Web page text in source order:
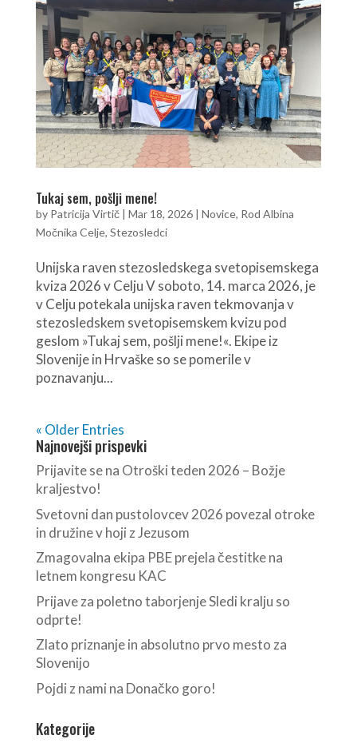
Tukaj sem, pošlji mene!
by Patricija Virtič| Mar 18, 2026| Novice, Rod Albina
Močnika Celje, Stezosledci
Unijska raven stezosledskega svetopisemskega
kviza 2026 v Celju V soboto, 14. marca 2026, je
v Celju potekala unijska raven tekmovanja v
stezosledskem svetopisemskem kvizu pod
geslom »Tukaj sem, pošlji mene!«. Ekipe iz
Slovenije in Hrvaške so se pomerile v
poznavanju...
« Older Entries
Najnovejši prispevki
Prijavite se na Otroški teden 2026 – Božje
kraljestvo!
Svetovni dan pustolovcev 2026 povezal otroke
in družine v hoji z Jezusom
Zmagovalna ekipa PBE prejela čestitke na
letnem kongresu KAC
Prijave za poletno taborjenje Sledi kralju so
odprte!
Zlato priznanje in absolutno prvo mesto za
Slovenijo
Pojdi z nami na Donačko goro!
Kategorije